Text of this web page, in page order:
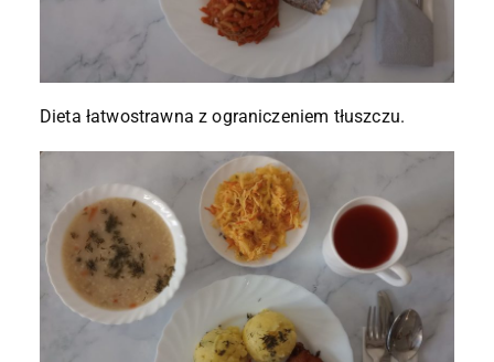
Dieta łatwostrawna z ograniczeniem tłuszczu.